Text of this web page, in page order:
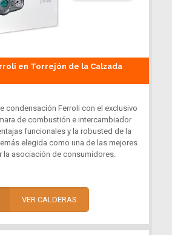
en Torrejón de la Calzada
condensación Ferroli con el exclusivo
de combustión e intercambiador
funcionales y la robusted de la
elegida como una de las mejores
la asociación de consumidores.
VER CALDERAS